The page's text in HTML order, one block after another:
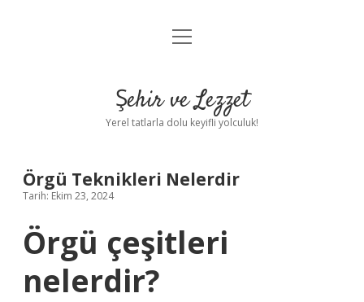
Anasayfa
Yasal Uyarı
menüyü
Şehir ve Lezzet
Yerel tatlarla dolu keyifli yolculuk!
Örgü Teknikleri Nelerdir
Tarih: Ekim 23, 2024
Örgü çeşitleri
nelerdir?